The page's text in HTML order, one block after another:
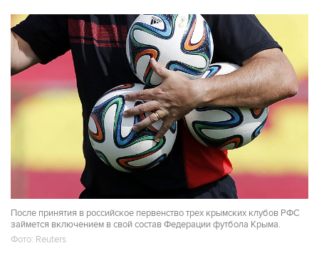
После принятия в российское первенство трех крымских клубов РФС
займется включением в свой состав Федерации футбола Крыма.
Фото: Reuters